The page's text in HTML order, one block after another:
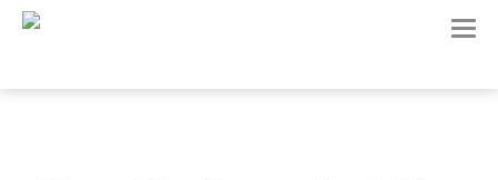
T
g